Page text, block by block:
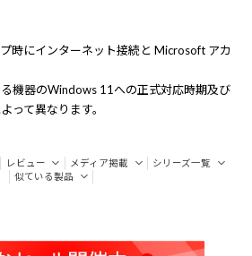
時にインターネット接続と Microsoft アカ
機器のWindows 11への正式対応時期及び
って異なります。
レビュー メディア掲載
シリーズ一覧
似ている製品